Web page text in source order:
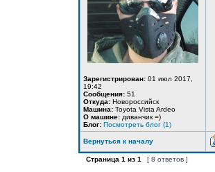
Зарегистрирован: 01 июл 2017,
19:42
Сообщения: 51
Откуда: Новороссийск
Машина: Toyota Vista Ardeo
О машине: диванчик =)
Блог: Посмотреть блог (1)
Вернуться к началу
Страница 1 из 1 [ 8 ответов ]